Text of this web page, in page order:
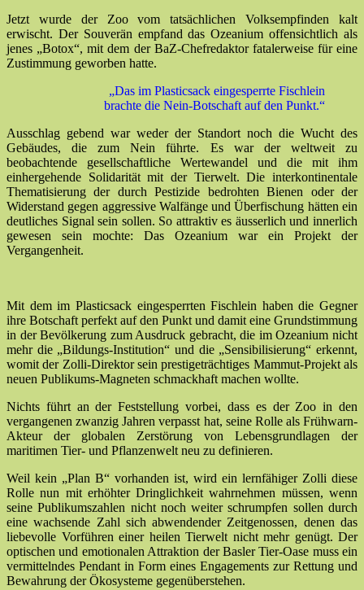
Jetzt wurde der Zoo vom tatsächlichen Volksempfinden kalt
erwischt. Der Souverän empfand das Ozeanium offensichtlich als
jenes „Botox“, mit dem der BaZ-Chefredaktor fatalerweise für eine
Zustimmung geworben hatte.
„Das im Plasticsack eingesperrte Fischlein
brachte die Nein-Botschaft auf den Punkt.“
Ausschlag gebend war weder der Standort noch die Wucht des
Gebäudes, die zum Nein führte. Es war der weltweit zu
beobachtende gesellschaftliche Wertewandel und die mit ihm
einhergehende Solidarität mit der Tierwelt. Die interkontinentale
Thematisierung der durch Pestizide bedrohten Bienen oder der
Widerstand gegen aggressive Walfänge und Überfischung hätten ein
deutliches Signal sein sollen. So attraktiv es äusserlich und innerlich
gewesen sein mochte: Das Ozeanium war ein Projekt der
Vergangenheit.
Mit dem im Plasticsack eingesperrten Fischlein haben die Gegner
ihre Botschaft perfekt auf den Punkt und damit eine Grundstimmung
in der Bevölkerung zum Ausdruck gebracht, die im Ozeanium nicht
mehr die „Bildungs-Institution“ und die „Sensibilisierung“ erkennt,
womit der Zolli-Direktor sein prestigeträchtiges Mammut-Projekt als
neuen Publikums-Magneten schmackhaft machen wollte.
Nichts führt an der Feststellung vorbei, dass es der Zoo in den
vergangenen zwanzig Jahren verpasst hat, seine Rolle als Frühwarn-
Akteur der globalen Zerstörung von Lebensgrundlagen der
maritimen Tier- und Pflanzenwelt neu zu definieren.
Weil kein „Plan B“ vorhanden ist, wird ein lernfähiger Zolli diese
Rolle nun mit erhöhter Dringlichkeit wahrnehmen müssen, wenn
seine Publikumszahlen nicht noch weiter schrumpfen sollen durch
eine wachsende Zahl sich abwendender Zeitgenossen, denen das
liebevolle Vorführen einer heilen Tierwelt nicht mehr genügt. Der
optischen und emotionalen Attraktion der Basler Tier-Oase muss ein
vermittelndes Pendant in Form eines Engagements zur Rettung und
Bewahrung der Ökosysteme gegenüberstehen.